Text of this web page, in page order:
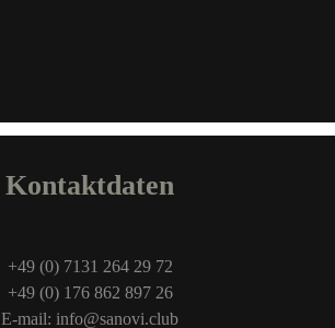
Kontaktdaten
+49 (0) 7131 264 29 72
+49 (0) 176 862 897 26
E-mail: info@sanovi.club